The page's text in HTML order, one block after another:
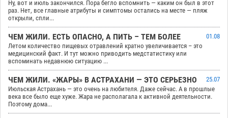
Ну, вот и июль закончился. Пора бегло вспомнить — каким он был в этот
раз. Нет, все главные атрибуты и симптомы остались на месте — пляж
открыли, спли...
ЧЕМ ЖИЛИ. ЕСТЬ ОПАСНО, А ПИТЬ – ТЕМ БОЛЕЕ
01.08
Летом количество пищевых отравлений кратно увеличивается – это
медицинский факт. И тут можно приводить медстатистику или
вспоминать недавнюю ситуацию ...
ЧЕМ ЖИЛИ. «ЖАРЫ» В АСТРАХАНИ — ЭТО СЕРЬЕЗНО
25.07
Июльская Астрахань — это очень на любителя. Даже сейчас. А в прошлые
века все было еще хуже. Жара не располагала к активной деятельности.
Поэтому дома...